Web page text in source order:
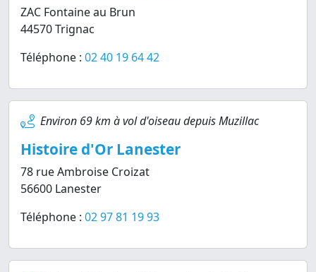
ZAC Fontaine au Brun
44570 Trignac
Téléphone : 02 40 19 64 42
Environ 69 km à vol d'oiseau depuis Muzillac
Histoire d'Or Lanester
78 rue Ambroise Croizat
56600 Lanester
Téléphone : 02 97 81 19 93